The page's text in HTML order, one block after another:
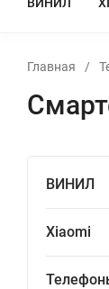
Главная /
ВИНИЛ
Xiaomi